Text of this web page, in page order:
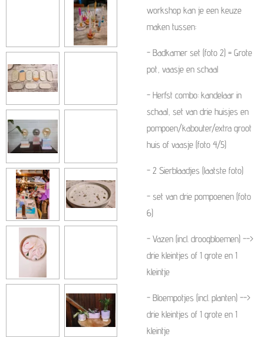
workshop kan je een keuze
maken tussen:
- Badkamer set (foto 2) = Grote
pot, vaasje en schaal
- Herfst combo: kandelaar in
schaal, set van drie huisjes en
pompoen/kabouter/extra groot
huis of vaasje (foto 4/5)
- 2 Sierblaadjes (laatste foto)
- set van drie pompoenen (foto
6)
- Vazen (incl. droogbloemen) -->
drie kleintjes of 1 grote en 1
kleintje
- Bloempotjes (incl. planten) -->
drie kleintjes of 1 grote en 1
kleintje